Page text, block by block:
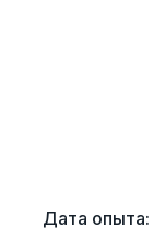
Дата опыта: